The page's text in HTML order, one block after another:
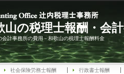
山の税理士報酬・会
会計事務所の費用－和歌山の税理士報酬料金
社会保険労務士報酬 行政書士報酬